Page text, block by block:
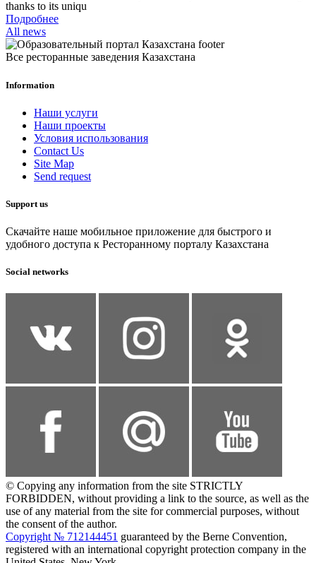
thanks to its uniqu
Подробнее
All news
Все ресторанные заведения Казахстана
Information
Наши услуги
Наши проекты
Условия использования
Contact Us
Site Map
Send request
Support us
Скачайте наше мобильное приложение для быстрого и
удобного доступа к Ресторанному порталу Казахстана
Social networks
© Copying any information from the site STRICTLY
FORBIDDEN, without providing a link to the source, as well as the
use of any material from the site for commercial purposes, without
the consent of the author.
Copyright № 712144451 guaranteed by the Berne Convention,
registered with an international copyright protection company in the